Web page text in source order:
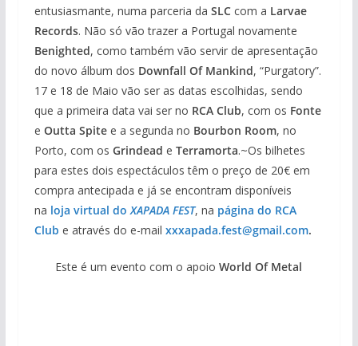
entusiasmante, numa parceria da SLCcom a Larvae
Records. Não só vão trazer a Portugal novamente
Benighted, como também vão servir de apresentação
do novo álbum dos Downfall Of Mankind, “Purgatory”.
17 e 18 de Maio vão ser as datas escolhidas, sendo
que a primeira data vai ser no RCA Club, com os Fonte
e Outta Spitee a segunda no Bourbon Room, no
Porto, com os Grindead e Terramorta.~Os bilhetes
para estes dois espectáculos têm o preço de 20€ em
compra antecipada e já se encontram disponíveis
na loja virtual doXAPADA FEST, na página do RCA
Club e através do e-mail xxxapada.fest@gmail.com.
Este é um evento com o apoioWorld Of Metal